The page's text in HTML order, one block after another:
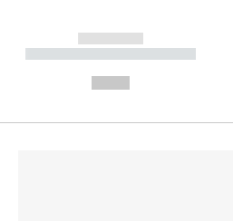
------------
----------- ----------- --------